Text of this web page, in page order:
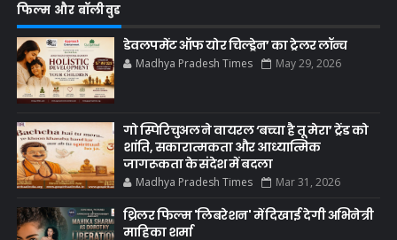
फिल्म और बॉलीवुड
डेवलपमेंट ऑफ योर चिल्ड्रेन’ का ट्रेलर लॉन्च
Madhya Pradesh Times May 29, 2026
गो स्पिरिचुअल ने वायरल ‘बच्चा है तू मेरा’ ट्रेंड को
शांति, सकारात्मकता और आध्यात्मिक
जागरूकता के संदेश में बदला
Madhya Pradesh Times Mar 31, 2026
थ्रिलर फिल्म 'लिबरेशन' में दिखाई देगी अभिनेत्री
माहिका शर्मा